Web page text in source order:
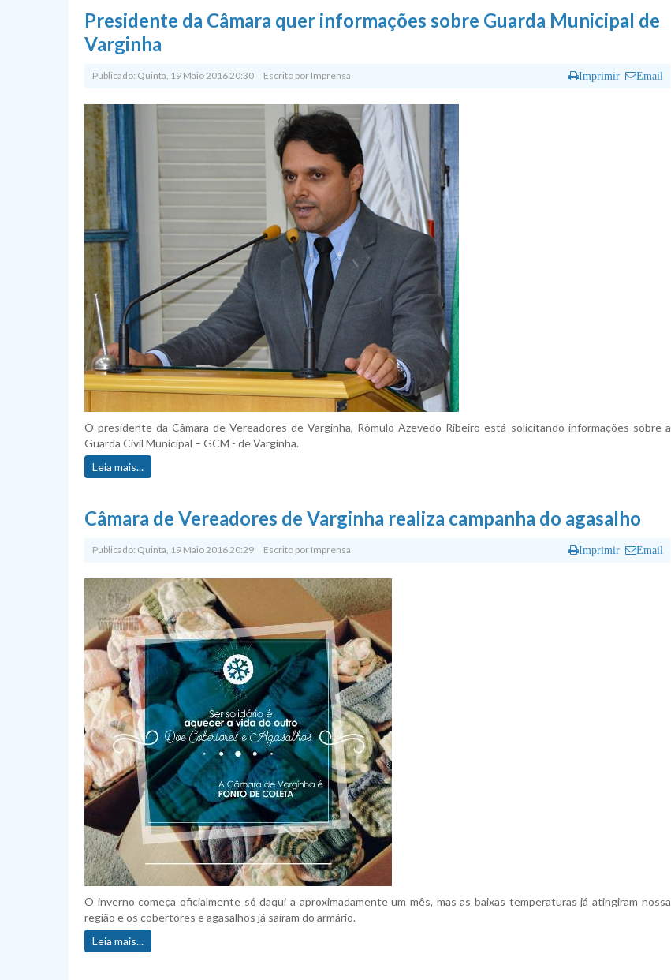
Presidente da Câmara quer informações sobre Guarda Municipal de
Varginha
Publicado: Quinta, 19 Maio 2016 20:30 Escrito por Imprensa Imprimir Email
O presidente da Câmara de Vereadores de Varginha, Rômulo Azevedo Ribeiro está solicitando informações sobre a
Guarda Civil Municipal – GCM - de Varginha.
Leia mais...
Câmara de Vereadores de Varginha realiza campanha do agasalho
Publicado: Quinta, 19 Maio 2016 20:29 Escrito por Imprensa Imprimir Email
O inverno começa oficialmente só daqui a aproximadamente um mês, mas as baixas temperaturas já atingiram nossa
região e os cobertores e agasalhos já saíram do armário.
Leia mais...